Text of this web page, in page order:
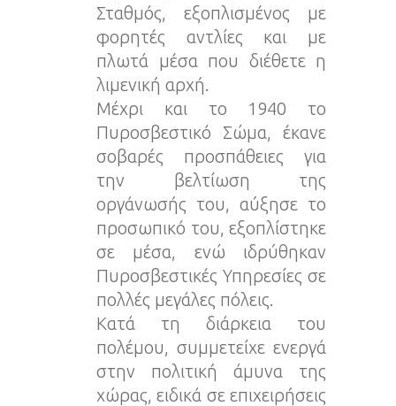
Σταθμός, εξοπλισμένος με
φορητές αντλίες και με
πλωτά μέσα που διέθετε η
λιμενική αρχή.
Μέχρι και το 1940 το
Πυροσβεστικό Σώμα, έκανε
σοβαρές προσπάθειες για
την βελτίωση της
οργάνωσής του, αύξησε το
προσωπικό του, εξοπλίστηκε
σε μέσα, ενώ ιδρύθηκαν
Πυροσβεστικές Υπηρεσίες σε
πολλές μεγάλες πόλεις.
Κατά τη διάρκεια του
πολέμου, συμμετείχε ενεργά
στην πολιτική άμυνα της
χώρας, ειδικά σε επιχειρήσεις